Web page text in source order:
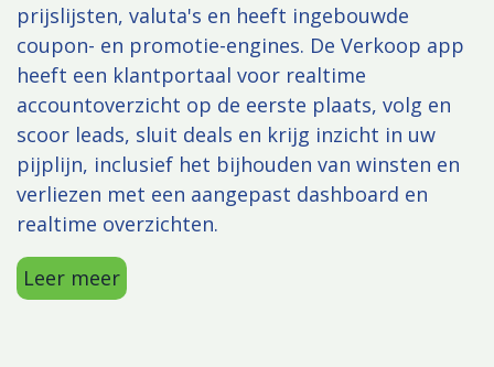
prijslijsten, valuta's en heeft ingebouwde
coupon- en promotie-engines. De Verkoop app
heeft een klantportaal voor realtime
accountoverzicht op de eerste plaats, volg en
scoor leads, sluit deals en krijg inzicht in uw
pijplijn, inclusief het bijhouden van winsten en
verliezen met een aangepast dashboard en
realtime overzichten.
Leer meer